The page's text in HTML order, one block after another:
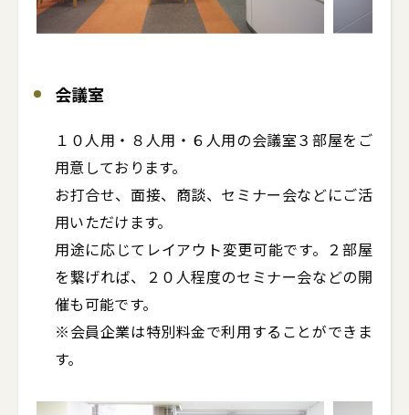
会議室
１０人用・８人用・６人用の会議室３部屋をご
用意しております。
お打合せ、面接、商談、セミナー会などにご活
用いただけます。
用途に応じてレイアウト変更可能です。２部屋
を繋げれば、２０人程度のセミナー会などの開
催も可能です。
※会員企業は特別料金で利用することができま
す。